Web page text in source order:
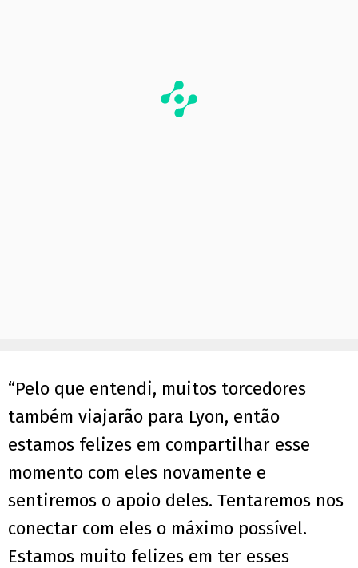
“Pelo que entendi, muitos torcedores
também viajarão para Lyon, então
estamos felizes em compartilhar esse
momento com eles novamente e
sentiremos o apoio deles. Tentaremos nos
conectar com eles o máximo possível.
Estamos muito felizes em ter esses